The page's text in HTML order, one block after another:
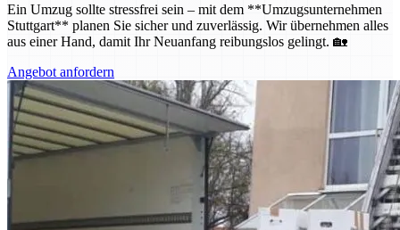
Ein Umzug sollte stressfrei sein – mit dem **Umzugsunternehmen
Stuttgart** planen Sie sicher und zuverlässig. Wir übernehmen alles
aus einer Hand, damit Ihr Neuanfang reibungslos gelingt. 🏡
Angebot anfordern